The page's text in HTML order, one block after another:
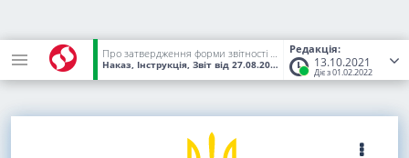
Редакція:
13.10.2021
Діє з 01.02.2022
Про затвердження форми звітності N 10-ПОІ (річна) "Звіт про зайнятість і працевлаштування осіб з інвалідністю" та Інструкції щодо її заповнення
Наказ, Інструкція, Звіт від 27.08.2020 № 591 (Статус:Чинний)